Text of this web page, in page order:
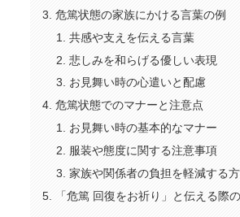
危篤状態の家族にかける言葉の例
共感や支えを伝える言葉
悲しみを和らげる優しい表現
お見舞い時の心遣いと配慮
危篤状態でのマナーと注意点
お見舞い時の基本的なマナー
服装や態度に関する注意事項
家族や関係者の負担を軽減する
「危篤 回復をお祈り」と伝える際